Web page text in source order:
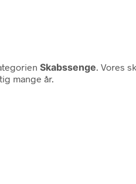
Skabssenge . Vores
mange år.